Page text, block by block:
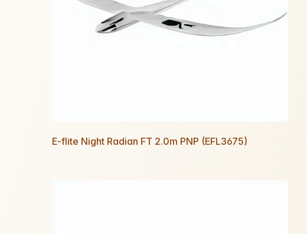
E-flite Night Radian FT 2.0m PNP (EFL3675)